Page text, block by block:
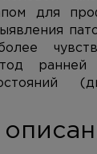
для
ранней